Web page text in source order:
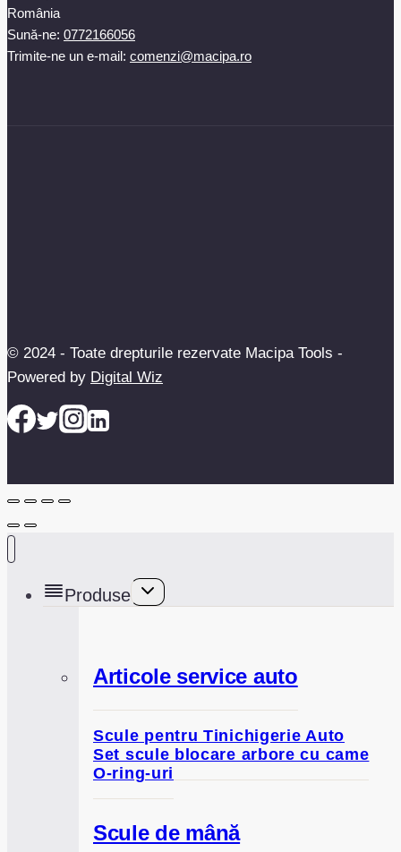
România
Sună-ne: 0772166056
Trimite-ne un e-mail: comenzi@macipa.ro
© 2024 - Toate drepturile rezervate Macipa Tools -
Powered by Digital Wiz
Produse
Toggle
Articole service auto
Scule pentru Tinichigerie Auto
Set scule blocare arbore cu came
O-ring-uri
Scule de mână